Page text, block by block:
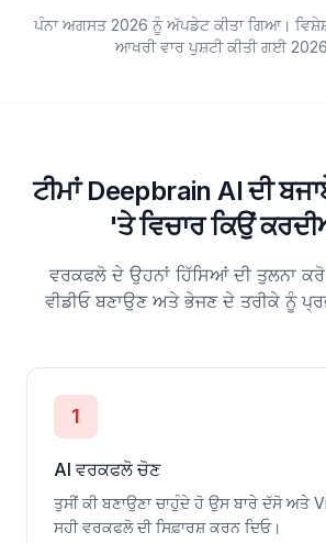
ਪੰਨਾ ਅਗਸਤ 2026 ਨੂੰ ਅੱਪਡੇਟ ਕੀਤਾ ਗਿਆ।
ਆਖਰੀ ਵਾਰ ਪੁਸ਼ਟੀ ਕੀਤੀ ਗਈ
ਟੀਮਾਂ Deepbrain AI ਦੀ
'ਤੇ ਵਿਚਾਰ ਕਿਉਂ
ਵਰਕਫਲੋ ਦੇ ਉਹਨਾਂ ਹਿੱਸਿਆਂ ਦੀ ਤੁਲਨਾ ਕਰੋ
ਵੀਡੀਓ ਬਣਾਉਣ ਅਤੇ ਭੇਜਣ ਦੇ ਤਰੀਕੇ ਨੂੰ
1
AI ਵਰਕਫਲੋ ਚੋਣ
ਤੁਸੀਂ ਕੀ ਬਣਾਉਣਾ ਚਾਹੁੰਦੇ ਹੋ ਉਸ ਬਾਰੇ ਦੱਸੋ ਅਤੇ
ਸਹੀ ਵਰਕਫਲੋ ਦੀ ਸਿਫ਼ਾਰਸ਼ ਕਰਨ ਦਿਓ।